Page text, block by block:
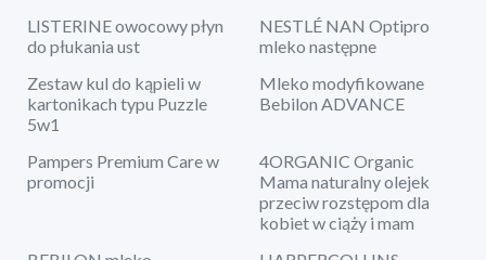
LISTERINE owocowy płyn
do płukania ust
NESTLÉ NAN Optipro
mleko następne
Zestaw kul do kąpieli w
kartonikach typu Puzzle
5w1
Mleko modyfikowane
Bebilon ADVANCE
Pampers Premium Care w
promocji
4ORGANIC Organic
Mama naturalny olejek
przeciw rozstępom dla
kobiet w ciąży i mam